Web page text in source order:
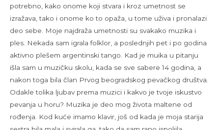
potrebno, kako onome koji stvara i kroz umetnost se
izražava, tako i onome ko to opaža, u tome uživa i pronalazi
deo sebe. Moje najdraža umetnosti su svakako muzika i
ples. Nekada sam igrala folklor, a poslednjih pet i po godina
aktivno plešem argentinski tango. Kad je muika u pitanju
išla sam u muzičku skolu, kada se sve sabere 14 godina, a
nakon toga bila član Prvog beogradskog pevačkog društva.
Odakle tolika ljubav prema muzici i kakvo je tvoje iskustvo
pevanja u horu? Muzika je deo mog života maltene od
rođenja. Kod kuće imamo klavir, još od kada je moja starija